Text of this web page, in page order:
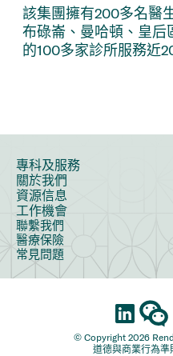
該集團擁有200多名醫
布碌崙、曼哈頓、皇后
的100多家診所服務近
專科及服務
關於我們
資源信息
工作機會
聯繫我們
醫療保險
常見問題
道德與商業行為準
© Copyright 2026